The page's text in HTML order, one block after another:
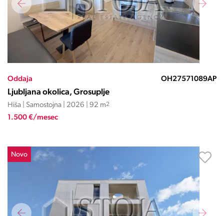
Oddaja OH27571089AP
Ljubljana okolica, Grosuplje
Hiša | Samostojna | 2026 | 92 m2
1.500 €/mesec
Novo